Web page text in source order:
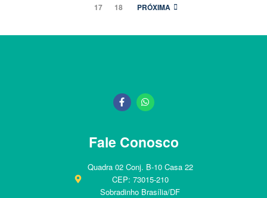
17 18 PRÓXIMA
Fale Conosco
Quadra 02 Conj. B-10 Casa 22
CEP: 73015-210
Sobradinho Brasília/DF